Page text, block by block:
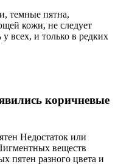
темные пятна,
кожи, не следует
у всех, и только в редких
коричневые
Недостаток или
веществ
пятен разного цвета и